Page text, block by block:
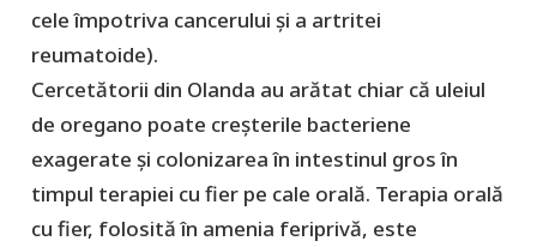
cele împotriva cancerului și a artritei
reumatoide).
Cercetătorii din Olanda au arătat chiar că uleiul
de oregano poate creșterile bacteriene
exagerate și colonizarea în intestinul gros în
timpul terapiei cu fier pe cale orală. Terapia orală
cu fier, folosită în amenia feriprivă, este